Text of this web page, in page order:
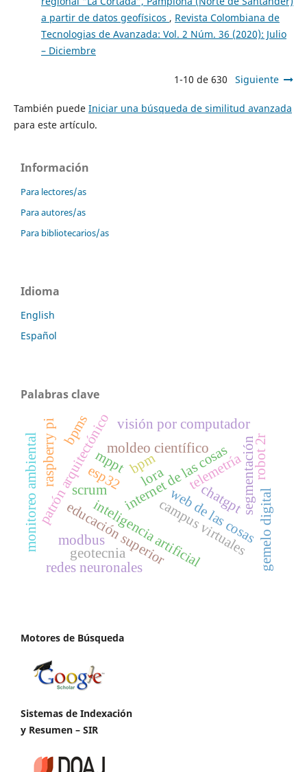
a partir de datos geofísicos , Revista Colombiana de
Tecnologias de Avanzada: Vol. 2 Núm. 36 (2020): Julio
– Diciembre
1-10 de 630 Siguiente
También puede Iniciar una búsqueda de similitud avanzada
para este artículo.
Información
Para lectores/as
Para autores/as
Para bibliotecarios/as
Idioma
English
Español
Palabras clave
internet de las cosas
patrón arquitectónico web de las cosas
inteligencia artificial
moldeo científico
campus virtuales
educación superior
lora
monitoreo ambiental telemetría
scrum segmentaciónrobot 2r
raspberry pi visión por computador
redes neuronales gemelo digital
mppt
esp32
modbus
geotecnia
chatgpt
bpm
bpms
Motores de Búsqueda
Sistemas de Indexación
y Resumen – SIR